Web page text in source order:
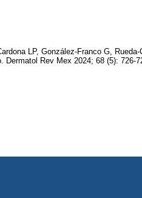
LP, González-Franco G,
Rev Mex 2024; 68 (5): 726-